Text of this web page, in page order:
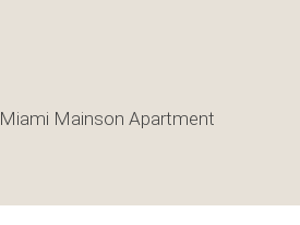
Miami Mainson Apartment